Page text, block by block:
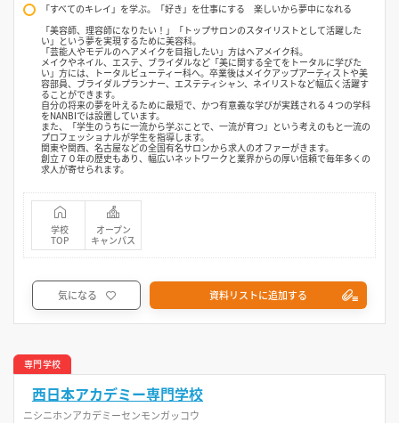
「すべてのキレイ」を学ぶ。「好き」を仕事にする 楽しいから夢中になれる
「美容師、理容師になりたい！」「トップサロンのスタイリストとして活躍した
い」という夢を実現するために美容科。
「芸能人やモデルのヘアメイクを目指したい」方はヘアメイク科。
メイクやネイル、エステ、ブライダルなど「美に関する全てをトータルに学びた
い」方には、トータルビューティー科へ。卒業後はメイクアップアーティストや美
容部員、ブライダルプランナー、エステティシャン、ネイリストなど幅広く活躍す
ることができます。
自分の将来の夢を叶えるために最短で、かつ有意義な学びが実践される４つの学科
をNANBIでは設置しています。
また、「学生のうちに一流から学ぶことで、一流が育つ」という考えのもと一流の
プロフェッショナルが学生を指導します。
関東や関西、名古屋などの全国有名サロンから求人のオファーがきます。
創立７０年の歴史もあり、幅広いネットワークと業界からの厚い信頼で毎年多くの
求人が寄せられます。
学校
TOP
オープン
キャンパス
気になる 資料リストに追加する
専門学校
西日本アカデミー専門学校
ニシニホンアカデミーセンモンガッコウ